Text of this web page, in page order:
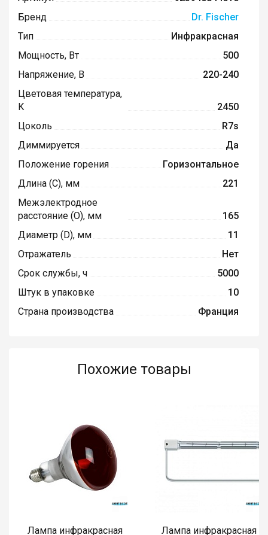
Бренд
Dr. Fischer
Тип
Инфракрасная
Мощность, Вт
500
Напряжение, В
220-240
Цветовая температура,
K
2450
Цоколь
R7s
Диммируется
Да
Положение горения
Горизонтальное
Длина (C), мм
221
Межэлектродное
расстояние (O), мм
165
Диаметр (D), мм
11
Отражатель
Нет
Срок службы, ч
5000
Штук в упаковке
10
Страна производства
Франция
Похожие товары
Лампа инфракрасная
Лампа инфракрасная